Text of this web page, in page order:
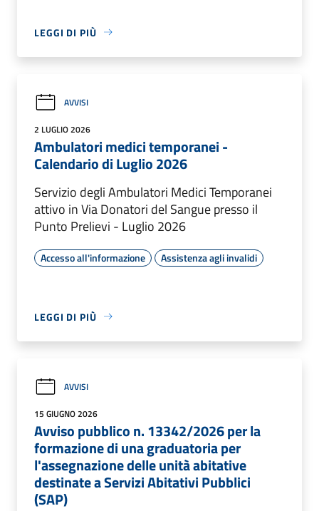
LEGGI DI PIÙ
AVVISI
2 LUGLIO 2026
Ambulatori medici temporanei -
Calendario di Luglio 2026
Servizio degli Ambulatori Medici Temporanei
attivo in Via Donatori del Sangue presso il
Punto Prelievi - Luglio 2026
Accesso all'informazione Assistenza agli invalidi
LEGGI DI PIÙ
AVVISI
15 GIUGNO 2026
Avviso pubblico n. 13342/2026 per la
formazione di una graduatoria per
l'assegnazione delle unità abitative
destinate a Servizi Abitativi Pubblici
(SAP)